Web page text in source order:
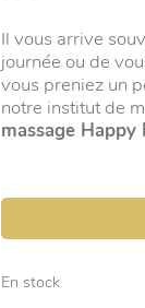
Il vous arrive
journée ou de
vous preniez un
notre institut de
massage Happy
En stock